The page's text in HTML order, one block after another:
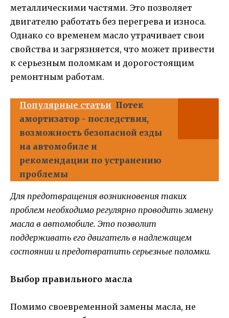
металлическими частями. Это позволяет
двигателю работать без перегрева и износа.
Однако со временем масло утрачивает свои
свойства и загрязняется, что может привести
к серьезным поломкам и дорогостоящим
ремонтным работам.
Популярные статьи Потек
амортизатор - последствия,
возможность безопасной езды
на автомобиле и
рекомендации по устранению
проблемы
Для предотвращения возникновения таких
проблем необходимо регулярно проводить замену
масла в автомобиле. Это позволит
поддерживать его двигатель в надлежащем
состоянии и предотвратить серьезные поломки.
Выбор правильного масла
Помимо своевременной замены масла, не